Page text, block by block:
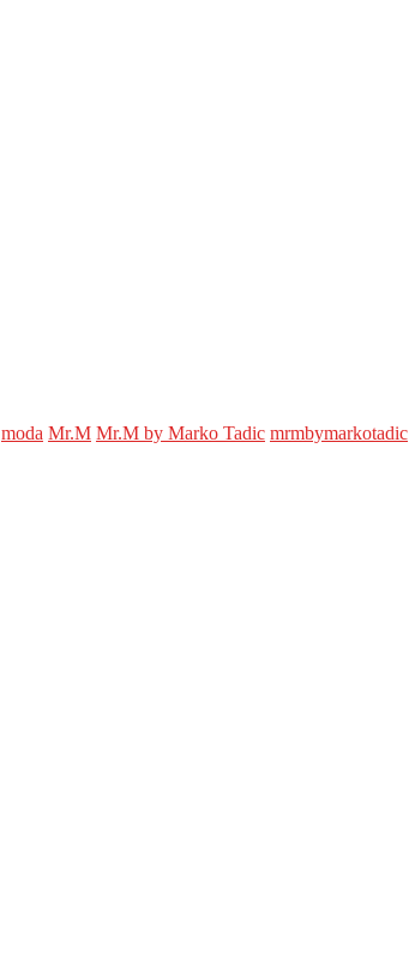
moda Mr.M Mr.M by Marko Tadic mrmbymarkotadic